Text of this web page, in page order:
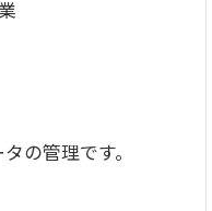
の管理です。